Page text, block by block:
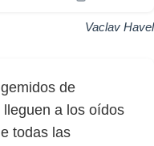
Vaclav Havel
de
a los oídos
todas las